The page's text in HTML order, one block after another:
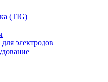
(TIG)
электродов